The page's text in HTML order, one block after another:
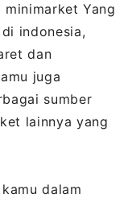
Yang
indonesia,
dan
juga
sumber
lainnya yang
dalam